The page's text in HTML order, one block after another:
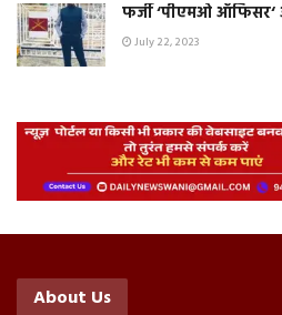
फर्जी ‘पीएमओ
July 22, 2023
About Us